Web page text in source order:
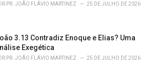
PR. JOÃO FLÁVIO MARTINEZ 25 DE JULHO DE 2026
3.13 Contradiz Enoque e Elias? Uma
Exegética
PR. JOÃO FLÁVIO MARTINEZ 25 DE JULHO DE 2026